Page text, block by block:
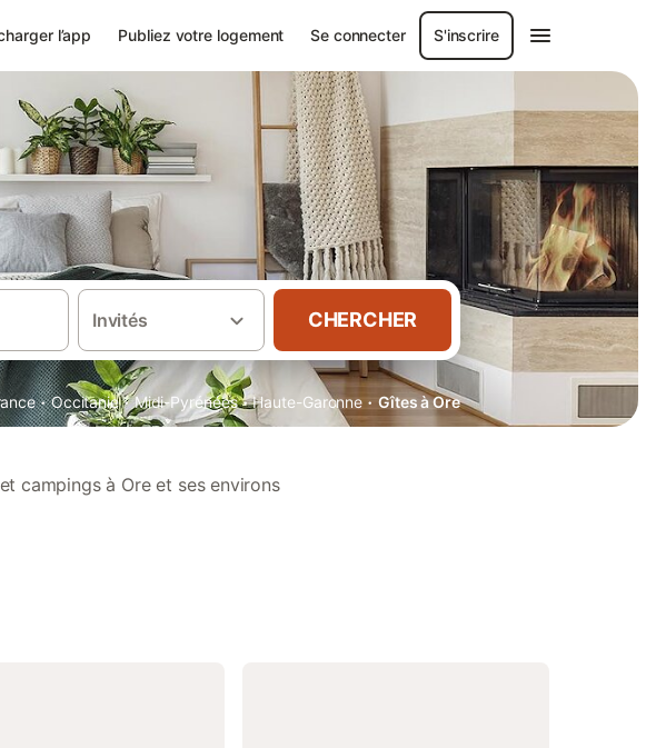
l’app Publiez votre logement Se connecter S'inscrire
Invités CHERCHER
· Occitanie · Midi-Pyrénées · Haute-Garonne · Gîtes à Ore
campings à Ore et ses environs